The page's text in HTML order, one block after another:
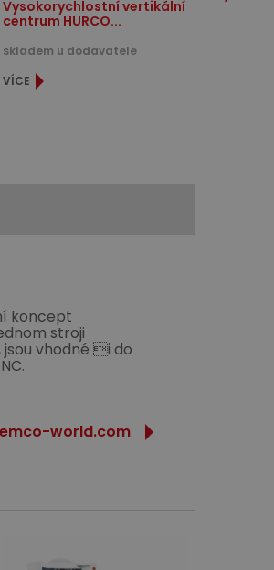
Vysokorychlostní vertikální
centrum HURCO...
skladem u dodavatele
VÍCE
koncept
stroji
jsou vhodné i do
world.com